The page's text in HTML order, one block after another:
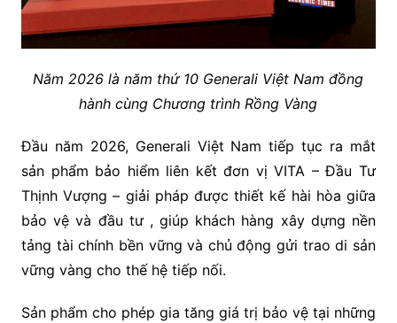
Năm 2026 là năm thứ 10 Generali Việt Nam đồng
hành cùng Chương trình Rồng Vàng
Đầu năm 2026, Generali Việt Nam tiếp tục ra mắt
sản phẩm bảo hiểm liên kết đơn vị VITA – Đầu Tư
Thịnh Vượng – giải pháp được thiết kế hài hòa giữa
bảo vệ và đầu tư , giúp khách hàng xây dựng nền
tảng tài chính bền vững và chủ động gửi trao di sản
vững vàng cho thế hệ tiếp nối.
Sản phẩm cho phép gia tăng giá trị bảo vệ tại những